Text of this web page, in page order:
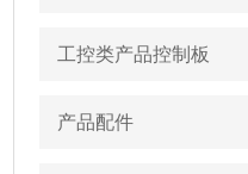
工控类产品控制板
产品配件